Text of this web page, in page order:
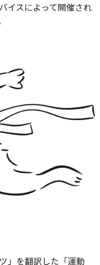
イスによって開催され
」を翻訳した「運動